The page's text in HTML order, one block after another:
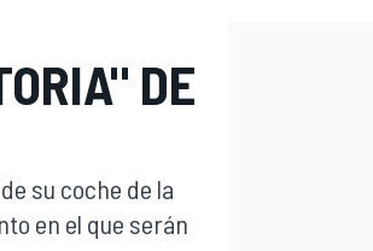
DE
su coche de la
en el que serán